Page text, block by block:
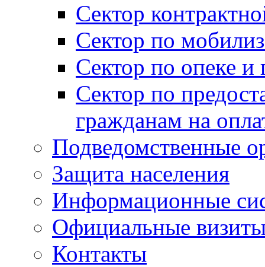
Сектор
Сектор по
Сектор по опеке и
Сектор по
гражданам на
Подведомственные
Защита населения
Информационные
Официальные
Контакты